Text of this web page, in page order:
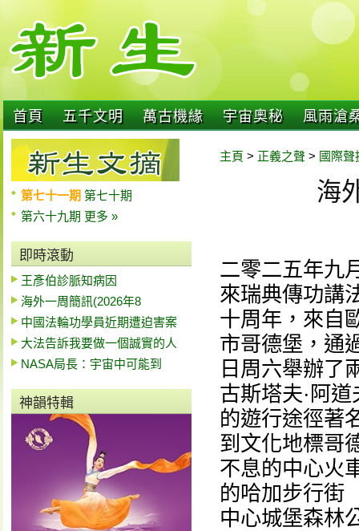
首頁 五千文明 萬古機緣 宇宙奧秘 風雨滄
第七十一期 第七十期
第六十九期 更多 »
即時滾動
王彥伯診脈知病因
海外一周簡訊(2026年8
中國法輪功學員近期遭迫害案
大法告訴我要做一個誠實的人
NASA局長：宇宙中可能到
神韻特輯
主頁 > 正義之聲 > 國際聲
海
二零二五年九
來瑞典傳功講
十周年，來自
市哥德堡，通
日周六舉辦了
古斯塔夫·阿
的遊行途徑著
到文化地標哥
不息的中心火
的哈加步行街
中心城堡森林